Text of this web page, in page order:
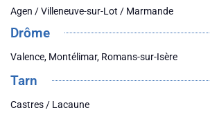
Agen / Villeneuve-sur-Lot / Marmande
Drôme
Valence, Montélimar, Romans-sur-Isère
Tarn
Castres / Lacaune